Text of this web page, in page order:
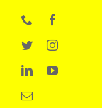
content